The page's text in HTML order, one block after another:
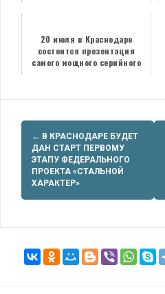
20 июля в Краснодаре
состоится презентация
самого мощного серийного
Навигация
по
записям
← В КРАСНОДАРЕ БУДЕТ
ДАН СТАРТ ПЕРВОМУ
ЭТАПУ ФЕДЕРАЛЬНОГО
ПРОЕКТА «СТАЛЬНОЙ
ХАРАКТЕР»